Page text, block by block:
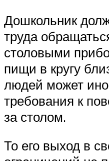
Дошкольник
труда
столовыми
пищи в кругу
людей может
требования к
за столом.
То его выход в